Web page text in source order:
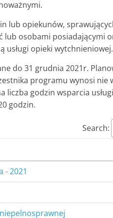
lub opiekunów,
lub osobami posiadającymi
usługi opieki wytchnieniowej.
do 31 grudnia 2021r.
programu wynosi nie
liczba godzin wsparcia
godzin.
Search:
- 2021